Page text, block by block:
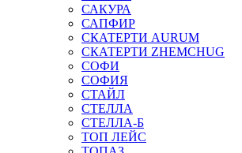
САКУРА
САПФИР
СКАТЕРТИ AURUM
СКАТЕРТИ ZHEMCHUG
СОФИ
СОФИЯ
СТАЙЛ
СТЕЛЛА
СТЕЛЛА-Б
ТОП ЛЕЙС